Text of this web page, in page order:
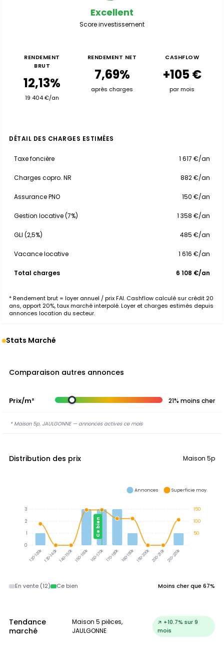
Excellent
Score investissement
RENDEMENT
BRUT
12,13%
19 404 €/an
RENDEMENT NET
7,69%
après charges
CASHFLOW
+105 €
par mois
DÉTAIL DES CHARGES ESTIMÉES
Taxe foncière 1 617 €/an
Charges copro. NR 882 €/an
Assurance PNO 150 €/an
Gestion locative (7%) 1 358 €/an
GLI (2,5%) 485 €/an
Vacance locative 1 616 €/an
Total charges 6 108 €/an
* Rendement brut = loyer annuel / prix FAI. Cashflow calculé sur crédit 20
ans, apport 20%, taux marché interpolé. Loyer et charges estimés depuis
annonces location du secteur.
Stats Marché
Comparaison autres annonces
Prix/m² 21% moins cher
* Maison 5p, JAULGONNE — annonces actives ce mois
Distribution des prix Maison 5p
120-130k 130-140k140-150k 150-160k160-170k170-180k 180-190k 190-200k200-210k 210-220k
Ce bien
150
100
50
3
2
1
0
Annonces Superficie moy.
En vente (12) Ce bien Moins cher que 67%
Tendance
marché
Maison 5 pièces,
JAULGONNE
↗ +10.7% sur 9
mois